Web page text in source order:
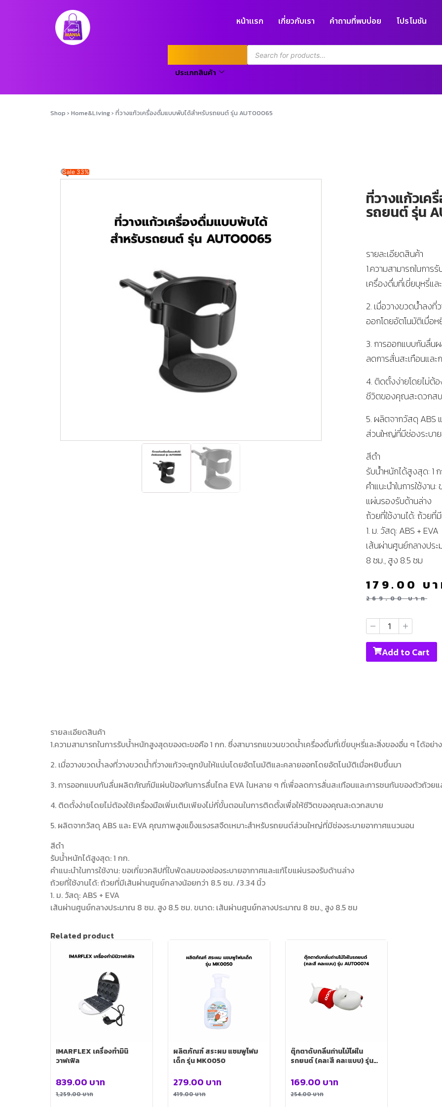
หน้าแรก เกี่ยวกับเรา คำถามที่พบบ่อย โปรโมชัน
ประเภทสินค้า
Shop › Home&Living› ที่วางแก้วเครื่องดื่มแบบพับได้สําหรับรถยนต์ รุ่น AUTO0065
Sale 33%
ที่วางแก้วเ
รถยนต์ รุ่น
รายละเอียดสินค้า
1.ความสามารถในกา
เครื่องดื่มที่เขี่ยบุหรี่แ
2. เมื่อวางขวดน้ำลงที่
ออกโดยอัตโนมัติเมื่อ
3. การออกแบบกันลื่น
ลดการสั่นสะเทือนแล
4. ติดตั้งง่ายโดยไม่ต้
ชีวิตของคุณสะดวกส
5. ผลิตจากวัสดุ ABS
ส่วนใหญ่ที่มีช่องระบา
สีดำ
รับน้ำหนักได้สูงสุด: 1
คำแนะนำในการใช้งา
แผ่นรองรับด้านล่าง
ถ้วยที่ใช้งานได้: ถ้วย
1. ม. วัสดุ: ABS + EVA
เส้นผ่านศูนย์กลางปร
8 ซม., สูง 8.5 ซม
269.00บาท
179.00 บ
Add to Cart
รายละเอียดสินค้า
1.ความสามารถในการรับน้ำหนักสูงสุดของตะขอคือ 1 กก. ซึ่งสามารถแขวนขวดน้ำเครื่องดื่มที่เขี่ยบุหรี่และสิ่งของอื่น ๆ ได้อย่า
2. เมื่อวางขวดน้ำลงที่วางขวดน้ำที่วางแก้วจะถูกขันให้แน่นโดยอัตโนมัติและคลายออกโดยอัตโนมัติเมื่อหยิบขึ้นมา
3. การออกแบบกันลื่นผลิตภัณฑ์มีแผ่นป้องกันการลื่นไถล EVA ในหลาย ๆ ที่เพื่อลดการสั่นสะเทือนและการชนกันของตัวถ้วย
4. ติดตั้งง่ายโดยไม่ต้องใช้เครื่องมือเพิ่มเติมเพียงไม่กี่ขั้นตอนในการติดตั้งเพื่อให้ชีวิตของคุณสะดวกสบาย
5. ผลิตจากวัสดุ ABS และ EVA คุณภาพสูงแข็งแรงรสจืดเหมาะสำหรับรถยนต์ส่วนใหญ่ที่มีช่องระบายอากาศแนวนอน
สีดำ
รับน้ำหนักได้สูงสุด: 1 กก.
คำแนะนำในการใช้งาน: ขอเกี่ยวคลิปที่ใบพัดลมของช่องระบายอากาศและแก้ไขแผ่นรองรับด้านล่าง
ถ้วยที่ใช้งานได้: ถ้วยที่มีเส้นผ่านศูนย์กลางน้อยกว่า 8.5 ซม. /3.34 นิ้ว
1. ม. วัสดุ: ABS + EVA
เส้นผ่านศูนย์กลางประมาณ 8 ซม. สูง 8.5 ซม. ขนาด: เส้นผ่านศูนย์กลางประมาณ 8 ซม., สูง 8.5 ซม
Related product
IMARFLEX เครื่องทำมินิ
วาฟเฟิล
1,259.00บาท
839.00 บาท
ผลิตภัณฑ์ สระผม แชมพูโฟม
เด็ก รุ่น MK0050
419.00บาท
279.00 บาท
ตุ๊กตาดับกลิ่นถ่านไม้ไผ่ใน
รถยนต์ (คละสี คละแบบ) รุ่น
254.00บาท
169.00 บาท